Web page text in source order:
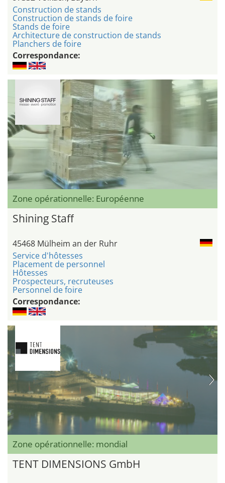
Construction de stands
Construction de stands de foire
Stands de foire
Architecture de construction de stands
Planchers de foire
Correspondance:
Zone opérationnelle: Européenne
Shining Staff
45468 Mülheim an der Ruhr
Service d'hôtesses
Placement de personnel
Hôtesses
Prospecteurs, recruteuses
Personnel de foire
Correspondance:
Zone opérationnelle: mondial
TENT DIMENSIONS GmbH